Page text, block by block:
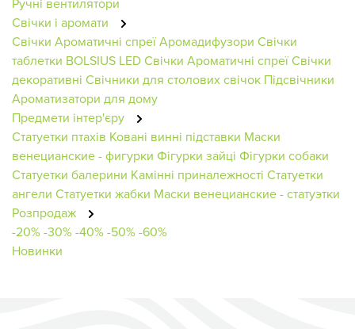
Свічки і аромати
Свічки Ароматичні спреїАромадифузори Свічки
таблетки BOLSIUS LED Свічки Ароматичні спреїСвічки
декоративні Свічники для столових свічок Підсвічники
Ароматизатори для дому
Предмети інтер'єру
Статуетки птахів Ковані винні підставки Маски
венецианские - фигурки Фігурки зайці Фігурки собаки
Статуетки балерини Камінні приналежності Статуетки
ангели Статуетки жабки Маски венецианские - статуэтки
Розпродаж
-20%-30%-40%-50%-60%
Новинки